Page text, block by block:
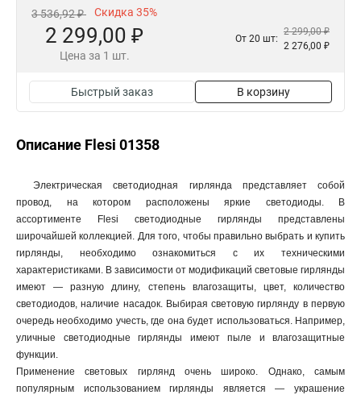
3 536,92 ₽ Скидка 35%
2 299,00 ₽
Цена за 1 шт.
От 20 шт:
2 299,00 ₽
2 276,00 ₽
Быстрый заказ В корзину
Описание Flesi 01358
Электрическая светодиодная гирлянда представляет собой
провод, на котором расположены яркие светодиоды. В
ассортименте Flesi светодиодные гирлянды представлены
широчайшей коллекцией. Для того, чтобы правильно выбрать и купить
гирлянды, необходимо ознакомиться с их техническими
характеристиками. В зависимости от модификаций световые гирлянды
имеют — разную длину, степень влагозащиты, цвет, количество
светодиодов, наличие насадок. Выбирая световую гирлянду в первую
очередь необходимо учесть, где она будет использоваться. Например,
уличные светодиодные гирлянды имеют пыле и влагозащитные
функции.
Применение световых гирлянд очень широко. Однако, самым
популярным использованием гирлянды является — украшение